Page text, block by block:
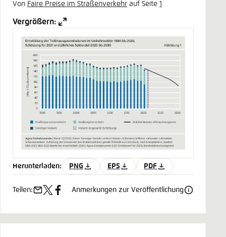
Von Faire Preise im Straßenverkehr auf Seite 1
Vergrößern:
Herunterladen: PNG EPS PDF
Teilen:
e- x facebook
Anmerkungen zur Veröffentlichung